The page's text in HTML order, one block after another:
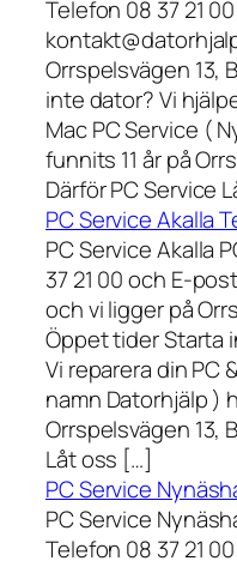
Telefon 08 37 21
Orrspelsvägen 13,
inte dator? Vi
Mac PC Service (
funnits 11 år på
Därför PC Service
PC Service Akalla
PC Service Akalla
37 21 00 och E-
och vi ligger på
Öppet tider Starta
Vi reparera din PC
namn Datorhjälp )
Orrspelsvägen 13,
Låt oss […]
PC Service
PC Service
Telefon 08 37 21